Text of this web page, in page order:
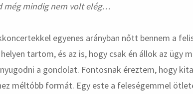
még mindig nem volt elég…
egyenes arányban nőtt bennem a
tartom, és az is, hogy csak én állok az ügy
a gondolat. Fontosnak éreztem, hogy
méltóbb formát. Egy este a feleségemmel